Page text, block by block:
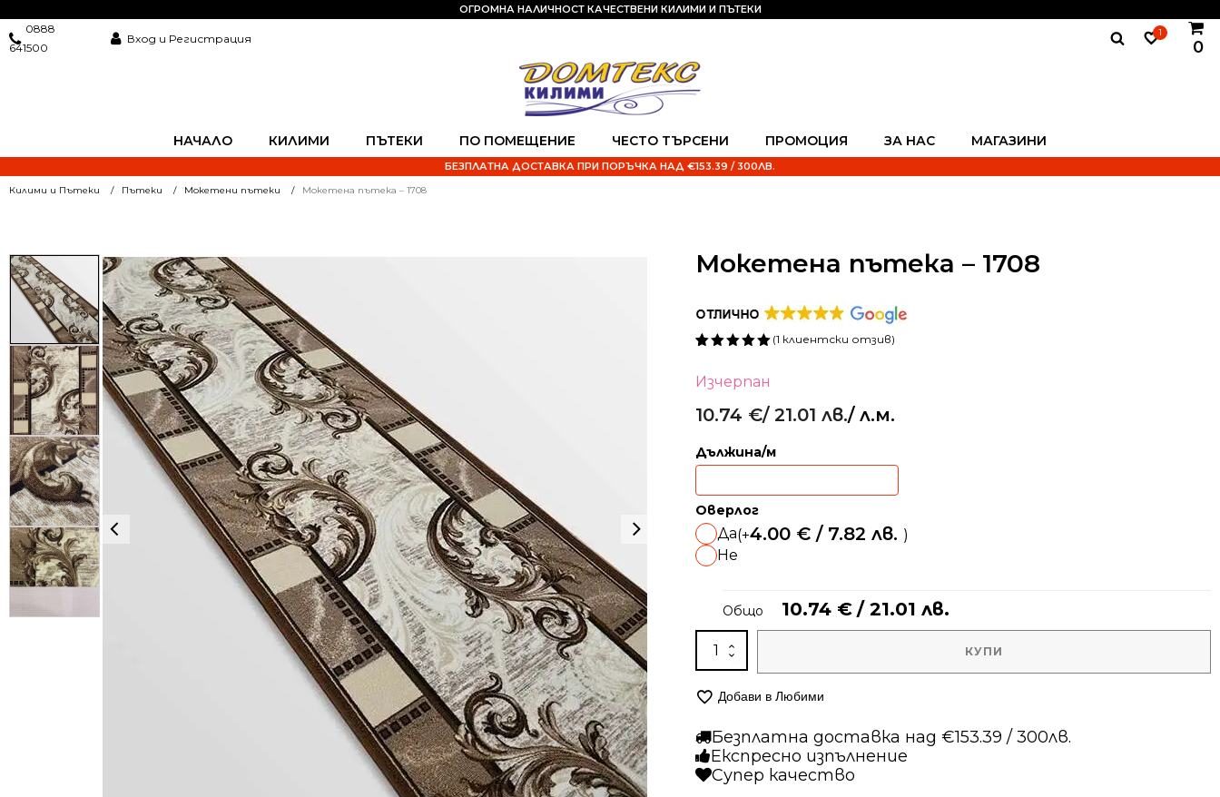
НАЧАЛО КИЛИМИ ПЪТЕКИ ПО ПОМЕЩЕНИЕ ЧЕСТО ТЪРСЕНИ ПРОМОЦИЯ ЗА НАС МАГАЗИНИ
1
0
0888
641500
Вход и Регистрация
ОГРОМНА НАЛИЧНОСТ КАЧЕСТВЕНИ КИЛИМИ И ПЪТЕКИ
БЕЗПЛАТНА ДОСТАВКА ПРИ ПОРЪЧКА НАД €153.39 / 300ЛВ.
Килими и Пътеки Пътеки Мокетени пътеки Мокетена пътека – 1708
Мокетена пътека – 1708
базирано
потребителски
оценки
(1 клиентски отзив)
Изчерпан
10.74 €/ 21.01 лв./ л.м.
Дължина/м
Оверлог
Да(+4.00 € / 7.82 лв. )
Не
Общо 10.74 € / 21.01 лв.
количество
за
пътека
1708
КУПИ
Alternative:
Добави в Любими
Безплатна доставка над €153.39 / 300лв.
Експресно изпълнение
Супер качество